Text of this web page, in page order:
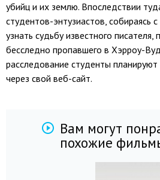
убийц и их землю. Впоследствии
студентов-энтузиастов,
узнать судьбу известного писателя,
бесследно пропавшего в Хэрроу-
расследование студенты
через свой веб-сайт.
Вам могут
похожие